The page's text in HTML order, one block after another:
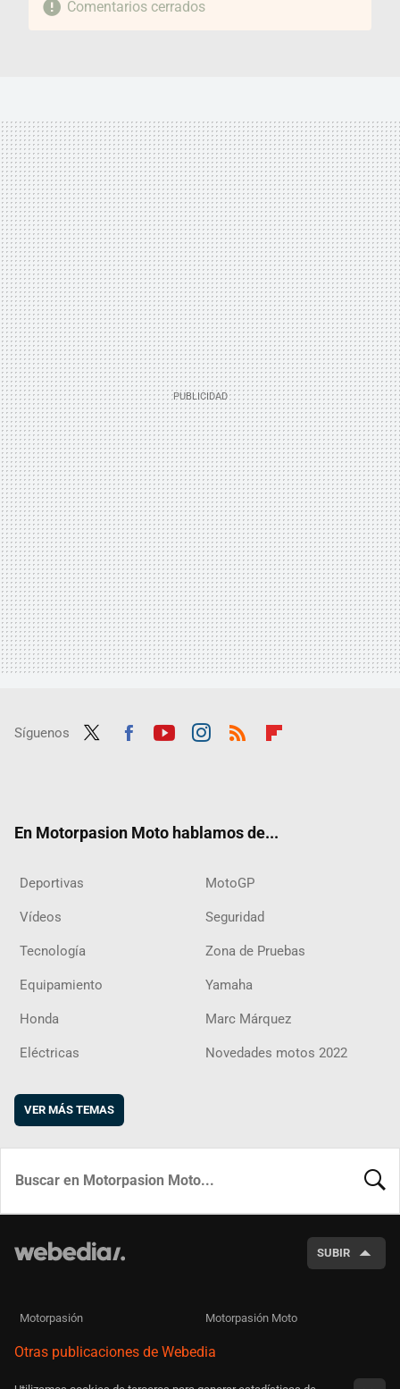
Comentarios cerrados
Síguenos
En Motorpasion Moto hablamos de...
Deportivas MotoGP
Vídeos Seguridad
Tecnología Zona de Pruebas
Equipamiento Yamaha
Honda Marc Márquez
Eléctricas Novedades motos 2022
VER MÁS TEMAS
SUBIR
Motorpasión Motorpasión Moto
Otras publicaciones de Webedia